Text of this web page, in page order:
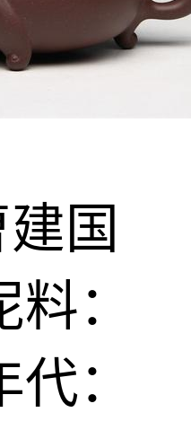
国
：
：